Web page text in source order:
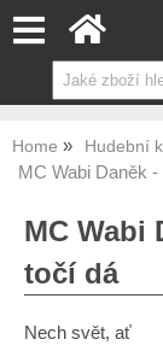
Home Hudební
MC Wabi Daněk
MC Wabi
točí dá
Nech svět, ať